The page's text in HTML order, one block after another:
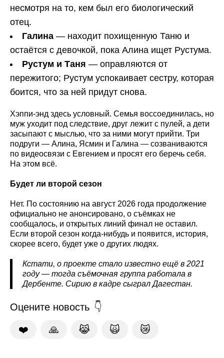
несмотря на то, кем был его биологический
отец.
Галина — находит похищенную Таню и
остаётся с девочкой, пока Алина ищет Рустума.
Рустум и Таня — оправляются от
пережитого; Рустум успокаивает сестру, которая
боится, что за ней придут снова.
Хэппи-энд здесь условный. Семья воссоединилась, но
муж уходит под следствие, друг лежит с пулей, а дети
засыпают с мыслью, что за ними могут прийти. Три
подруги — Алина, Ясмин и Галина — созваниваются
по видеосвязи с Евгением и просят его беречь себя.
На этом всё.
Будет ли второй сезон
Нет. По состоянию на август 2026 года продолжение
официально не анонсировано, о съёмках не
сообщалось, и открытых линий финал не оставил.
Если второй сезон когда-нибудь и появится, история,
скорее всего, будет уже о других людях.
Кстати, о проекте стало известно ещё в 2021
году — тогда съёмочная группа работала в
Дербенте. Сирию в кадре сыграл Дагестан.
Оцените новость
❤️ 🙏 😹 🙀 😿